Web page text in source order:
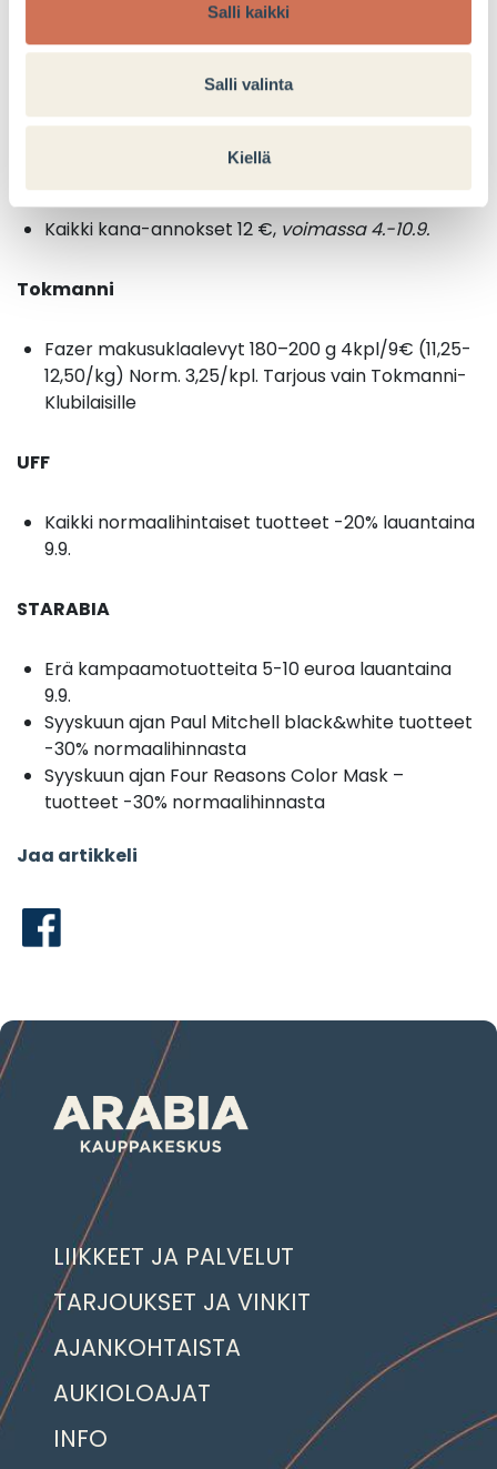
Salli kaikki
Salli valinta
Kiellä
Lasten kanakori ja jäähilejuoma yhteensä 10 €,
Kaikki kana-annokset 12 €, voimassa 4.-10.9.
Tokmanni
Fazer makusuklaalevyt 180–200 g 4kpl/9€ (11,25-
12,50/kg) Norm. 3,25/kpl. Tarjous vain Tokmanni-
Klubilaisille
UFF
Kaikki normaalihintaiset tuotteet -20% lauantaina
9.9.
STARABIA
Erä kampaamotuotteita 5-10 euroa lauantaina
9.9.
Syyskuun ajan Paul Mitchell black&white tuotteet
-30% normaalihinnasta
Syyskuun ajan Four Reasons Color Mask –
tuotteet -30% normaalihinnasta
Jaa artikkeli
LIIKKEET JA PALVELUT
TARJOUKSET JA VINKIT
AJANKOHTAISTA
AUKIOLOAJAT
INFO